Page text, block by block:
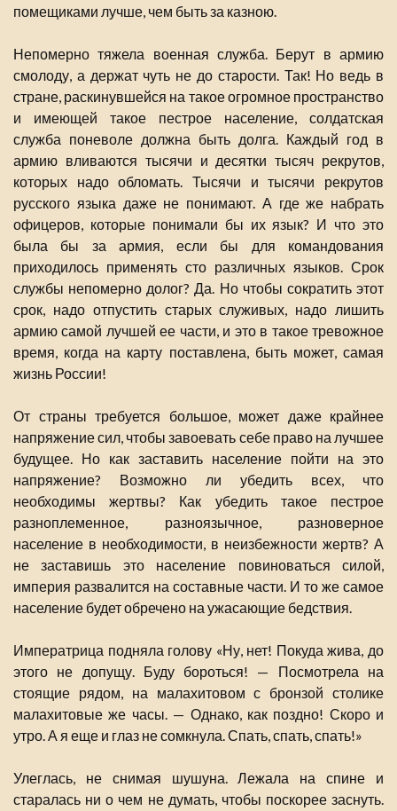
помещиками лучше, чем быть за казною.
Непомерно тяжела военная служба. Берут в армию
смолоду, а держат чуть не до старости. Так! Но ведь в
стране, раскинувшейся на такое огромное пространство
и имеющей такое пестрое население, солдатская
служба поневоле должна быть долга. Каждый год в
армию вливаются тысячи и десятки тысяч рекрутов,
которых надо обломать. Тысячи и тысячи рекрутов
русского языка даже не понимают. А где же набрать
офицеров, которые понимали бы их язык? И что это
была бы за армия, если бы для командования
приходилось применять сто различных языков. Срок
службы непомерно долог? Да. Но чтобы сократить этот
срок, надо отпустить старых служивых, надо лишить
армию самой лучшей ее части, и это в такое тревожное
время, когда на карту поставлена, быть может, самая
жизнь России!
От страны требуется большое, может даже крайнее
напряжение сил, чтобы завоевать себе право на лучшее
будущее. Но как заставить население пойти на это
напряжение? Возможно ли убедить всех, что
необходимы жертвы? Как убедить такое пестрое
разноплеменное, разноязычное, разноверное
население в необходимости, в неизбежности жертв? А
не заставишь это население повиноваться силой,
империя развалится на составные части. И то же самое
население будет обречено на ужасающие бедствия.
Императрица подняла голову «Ну, нет! Покуда жива, до
этого не допущу. Буду бороться! — Посмотрела на
стоящие рядом, на малахитовом с бронзой столике
малахитовые же часы. — Однако, как поздно! Скоро и
утро. А я еще и глаз не сомкнула. Спать, спать, спать!»
Улеглась, не снимая шушуна. Лежала на спине и
старалась ни о чем не думать, чтобы поскорее заснуть.